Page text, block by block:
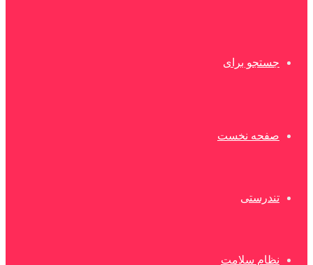
جستجو برای
صفحه نخست
تندرستی
نظام سلامت